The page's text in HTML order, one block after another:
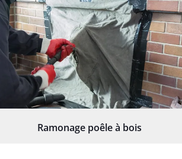
Ramonage poêle à bois